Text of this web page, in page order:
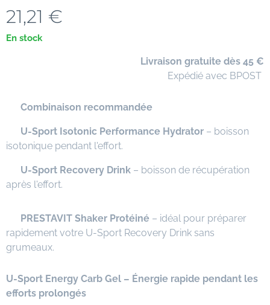
21,21 €
En stock
Livraison gratuite dès 45 €
📦 Expédié avec BPOST
Combinaison recommandée
U-Sport Isotonic Performance Hydrator – boisson
isotonique pendant l'effort.
U-Sport Recovery Drink – boisson de récupération
après l'effort.
PRESTAVIT Shaker Protéiné – idéal pour préparer
rapidement votre U-Sport Recovery Drink sans
grumeaux.
U-Sport Energy Carb Gel – Énergie rapide pendant les
efforts prolongés